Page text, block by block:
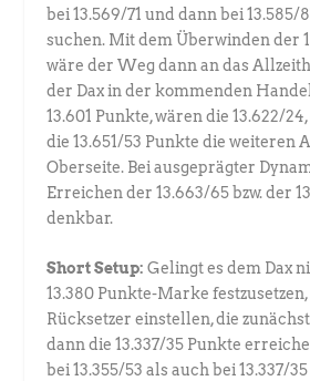
bei 13.569/71 und dann bei 13.585/
suchen. Mit dem Überwinden der
wäre der Weg dann an das
der Dax in der kommenden
13.601 Punkte, wären die 13.622/
die 13.651/53 Punkte die weiteren
Oberseite. Bei ausgeprägter
Erreichen der 13.663/65 bzw. der
denkbar.
Short Setup: Gelingt es dem Dax
13.380 Punkte-Marke
Rücksetzer einstellen, die
dann die 13.337/35 Punkte
bei 13.355/53 als auch bei 13.337/